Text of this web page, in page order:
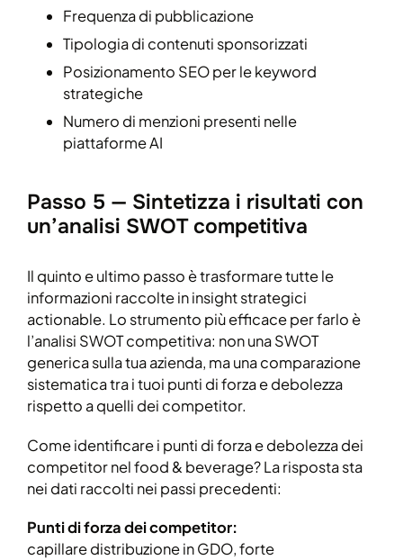
Frequenza di pubblicazione
Tipologia di contenuti sponsorizzati
Posizionamento SEO per le keyword
strategiche
Numero di menzioni presenti nelle
piattaforme AI
Passo 5 — Sintetizza i risultati con
un’analisi SWOT competitiva
Il quinto e ultimo passo è trasformare tutte le
informazioni raccolte in insight strategici
actionable. Lo strumento più efficace per farlo è
l’analisi SWOT competitiva: non una SWOT
generica sulla tua azienda, ma una comparazione
sistematica tra i tuoi punti di forza e debolezza
rispetto a quelli dei competitor.
Come identificare i punti di forza e debolezza dei
competitor nel food & beverage? La risposta sta
nei dati raccolti nei passi precedenti:
Punti di forza dei competitor:
capillare distribuzione in GDO, forte